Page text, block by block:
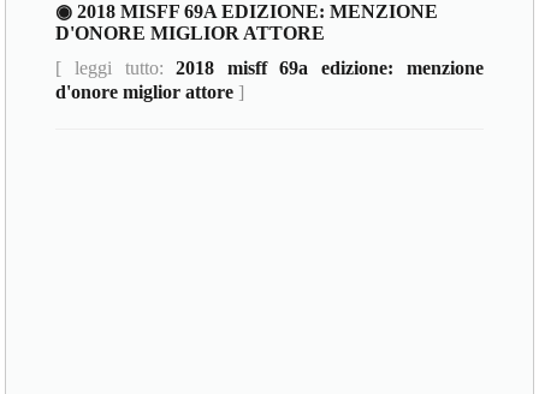
◉ 2018 MISFF 69A EDIZIONE: MENZIONE
D'ONORE MIGLIOR ATTORE
[ leggi tutto:2018 misff 69a edizione: menzione
d'onore miglior attore ]